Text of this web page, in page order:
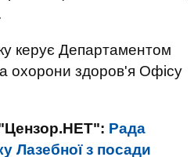
керує Департаментом
охорони здоров'я Офісу
Рада
Лазебної з посади